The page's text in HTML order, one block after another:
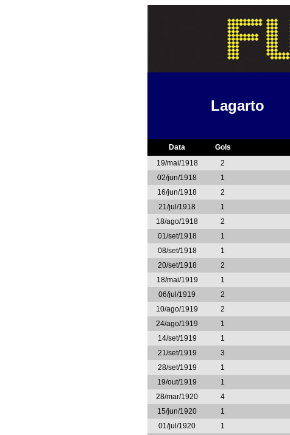
Lagarto
Data Gols
19/mai/1918
2
02/jun/1918
1
16/jun/1918
2
21/jul/1918
1
18/ago/1918
2
01/set/1918
1
08/set/1918
1
20/set/1918
2
18/mai/1919
1
06/jul/1919
2
10/ago/1919
2
24/ago/1919
1
14/set/1919
1
21/set/1919
3
28/set/1919
1
19/out/1919
1
28/mar/1920
4
15/jun/1920
1
01/jul/1920
1